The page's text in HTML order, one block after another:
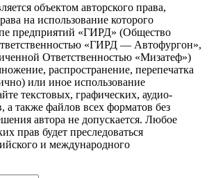
объектом авторского права,
на использование которого
предприятий «ГИРД» (Общество
«ГИРД — Автофургон»,
Ответственностью «Мизатеф»)
распространение, перепечатка
или иное использование
текстовых, графических, аудио-
а также файлов всех форматов без
автора не допускается. Любое
прав будет преследоваться
и международного